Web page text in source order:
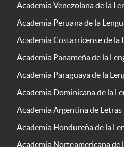
Academia Venezolana de la
Academia Peruana de la
Academia Costarricense de la
Academia Panameña de la
Academia Paraguaya de la
Academia Dominicana de la
Academia Argentina de Letras
Academia Hondureña de la
Academia Norteamericana de